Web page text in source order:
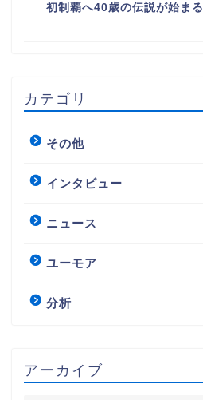
初制覇へ40歳の伝説が始まる
カテゴリ
その他
インタビュー
ニュース
ユーモア
分析
アーカイブ